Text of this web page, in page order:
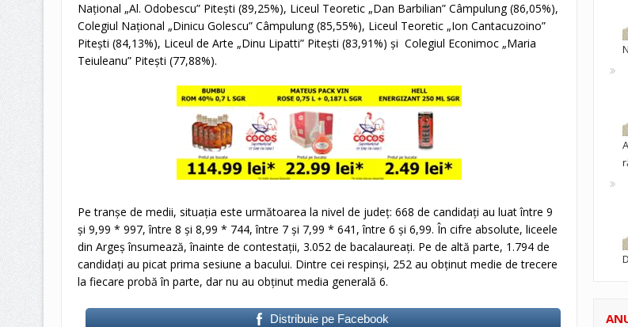
Național „Al. Odobescu” Pitești (89,25%), Liceul Teoretic „Dan Barbilian” Câmpulung (86,05%),
Colegiul Național „Dinicu Golescu” Câmpulung (85,55%), Liceul Teoretic „Ion Cantacuzoino”
Pitești (84,13%), Liceul de Arte „Dinu Lipatti” Pitești (83,91%) și Colegiul Econimoc „Maria
Teiuleanu” Pitești (77,88%).
Pe tranșe de medii, situația este următoarea la nivel de județ: 668 de candidați au luat între 9
și 9,99 * 997, între 8 și 8,99 * 744, între 7 și 7,99 * 641, între 6 și 6,99. În cifre absolute, liceele
din Argeș însumează, înainte de contestații, 3.052 de bacalaureați. Pe de altă parte, 1.794 de
candidați au picat prima sesiune a bacului. Dintre cei respinși, 252 au obținut medie de trecere
la fiecare probă în parte, dar nu au obținut media generală 6.
Distribuie pe Facebook